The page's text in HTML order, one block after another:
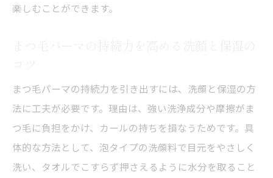
楽しむことができます。
まつ毛パーマの持続力を引き出すには、洗顔と保湿の方
法に工夫が必要です。理由は、強い洗浄成分や摩擦がま
つ毛に負担をかけ、カールの持ちを損なうためです。具
体的な方法として、泡タイプの洗顔料で目元をやさしく
洗い、タオルでこすらず押さえるように水分を取ること